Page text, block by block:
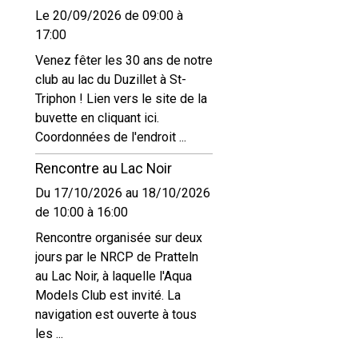
Le 20/09/2026 de 09:00 à
17:00
Venez fêter les 30 ans de notre
club au lac du Duzillet à St-
Triphon ! Lien vers le site de la
buvette en cliquant ici.
Coordonnées de l'endroit ...
Rencontre au Lac Noir
Du 17/10/2026 au 18/10/2026
de 10:00 à 16:00
Rencontre organisée sur deux
jours par le NRCP de Pratteln
au Lac Noir, à laquelle l'Aqua
Models Club est invité. La
navigation est ouverte à tous
les ...